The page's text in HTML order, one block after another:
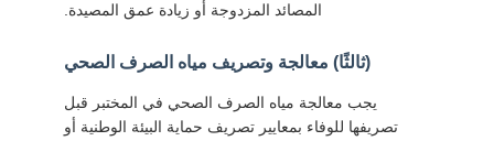
المصائد المزدوجة أو زيادة عمق المصيدة.
(ثالثًا) معالجة وتصريف مياه الصرف الصحي
يجب معالجة مياه الصرف الصحي في المختبر قبل
تصريفها للوفاء بمعايير تصريف حماية البيئة الوطنية أو